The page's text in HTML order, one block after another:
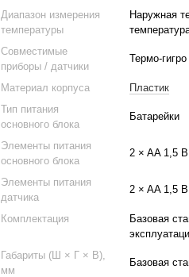
Диапазон измерения
температуры
Наружная
Совместимые
приборы / датчики
Термо-
Материал корпуса
Пластик
Тип питания
основного блока
Батарейки
Элементы питания
основного блока
2 × AA 1,5 В
Элементы питания
датчика
2 × AA 1,5 В
Комплектация
Базовая
Габариты (Ш × Г × В),
мм
Базовая